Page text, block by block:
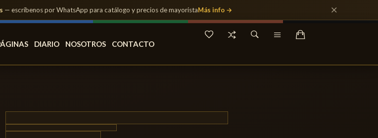
— escríbenos por WhatsApp para catálogo y precios de mayoristaMás info →
DIARIO NOSOTROS CONTACTO